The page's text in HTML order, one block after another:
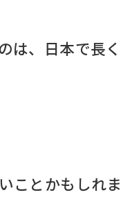
は、日本で長
ことかもしれ